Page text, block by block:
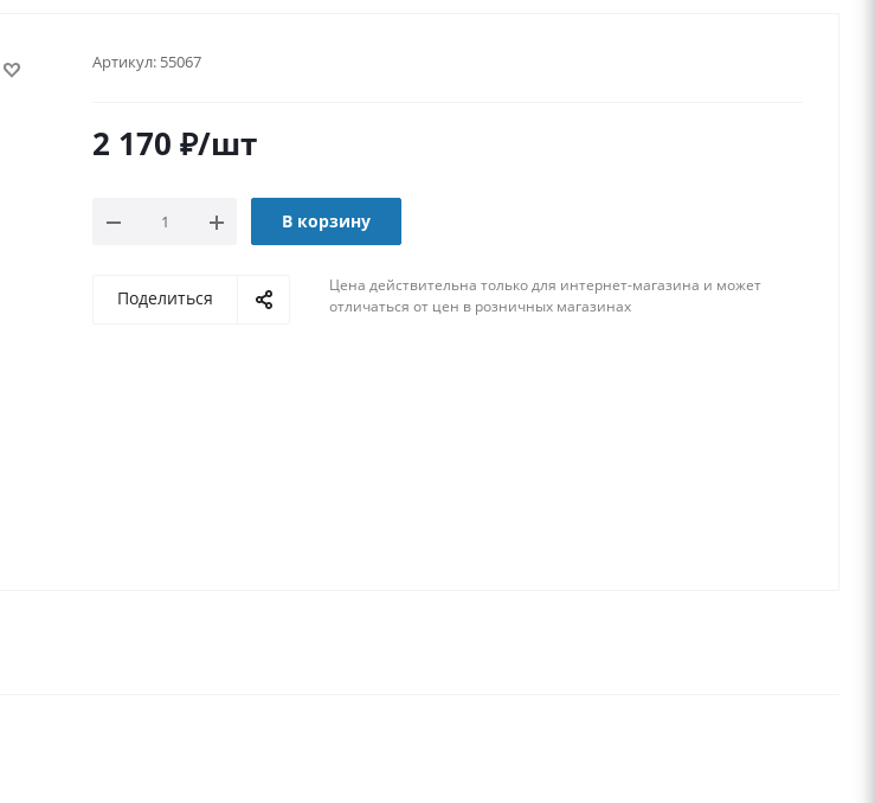
Артикул: 55067
2 170 ₽/шт
В корзину
Поделиться
Цена действительна только для интернет-магазина и может
отличаться от цен в розничных магазинах